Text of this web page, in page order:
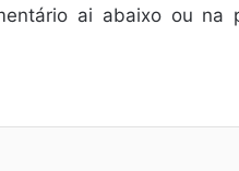
ai abaixo ou na